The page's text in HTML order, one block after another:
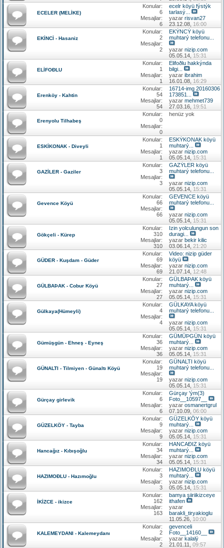
ECELER (MELİKE)
Konular:
6
Mesajlar:
6
ecelr köyü fýstýk
tarlasý...
yazar risvan27
23.12.08, 16:00
EKİNCİ - Hasaniz
Konular:
2
Mesajlar:
2
EKÝNCÝ köyü
muhtarý telefonu...
yazar nizip.com
05.05.14, 15:31
ELİFOÐLU
Konular:
1
Mesajlar:
1
Elifoðlu hakkýnda
bilgi...
yazar ibrahim
16.01.08, 16:29
Erenköy - Kahtin
Konular:
54
Mesajlar:
54
16714-img 20160306
173851...
yazar mehmet739
27.03.16, 19:51
Erenyolu Tilhabeş
Konular:
0
Mesajlar:
0
henüz yok
ESKİKONAK - Diveyli
Konular:
1
Mesajlar:
1
ESKÝKONAK köyü
muhtarý...
yazar nizip.com
05.05.14, 15:31
GAZİLER - Gaziler
Konular:
3
Mesajlar:
3
GAZÝLER köyü
muhtarý telefonu...
yazar nizip.com
05.05.14, 15:31
Gevence Köyü
Konular:
66
Mesajlar:
66
GEVENCE köyü
muhtarý telefonu...
yazar nizip.com
05.05.14, 15:31
Gökçeli - Kürep
Konular:
310
Mesajlar:
310
Izin yolculungun son
duragi...
yazar bekir kilic
03.06.14, 21:20
GÜDER - Kuşdam - Güder
Konular:
69
Mesajlar:
69
Video: nizip güder
köyü
yazar nizip.com
21.07.14, 12:48
GÜLBAÞAK - Cobur Köyü
Konular:
27
Mesajlar:
27
GÜLBAÞAK köyü
muhtarý...
yazar nizip.com
05.05.14, 15:31
Gülkaya(Hümeyli)
Konular:
4
Mesajlar:
4
GÜLKAYA köyü
muhtarý telefonu...
yazar nizip.com
05.05.14, 15:31
Gümüşgün - Ehneş - Eyneş
Konular:
36
Mesajlar:
36
GÜMÜÞGÜN köyü
muhtarý...
yazar nizip.com
05.05.14, 15:31
GÜNALTI - Tilmiyen - Günaltı Köyü
Konular:
19
Mesajlar:
19
GÜNALTI köyü
muhtarý telefonu...
yazar nizip.com
05.05.14, 15:31
Gürçay girlevik
Konular:
6
Mesajlar:
6
Gürçay 'ým(3)
Foto__10597__
yazar osmanertgrul
07.10.09, 06:00
GÜZELKÖY - Tayba
Konular:
9
Mesajlar:
9
GÜZELKÖY köyü
muhtarý...
yazar nizip.com
05.05.14, 15:31
Hancağız - Kıbışoğlu
Konular:
34
Mesajlar:
34
HANCAÐIZ köyü
muhtarý...
yazar nizip.com
05.05.14, 15:31
HAZIMOÐLU - Hazımoğlu
Konular:
3
Mesajlar:
3
HAZIMOÐLU köyü
muhtarý...
yazar nizip.com
05.05.14, 15:31
İKİZCE - ikizce
Konular:
162
Mesajlar:
163
bamya şiiriikizceye
ithafen
yazar
barakli_tiryakioglu
11.05.26, 10:00
KALEMEYDANI - Kalemeydanı
Konular:
2
Mesajlar:
2
gevenceli
Foto__14160__
yazar kalalý
21.01.11, 09:57